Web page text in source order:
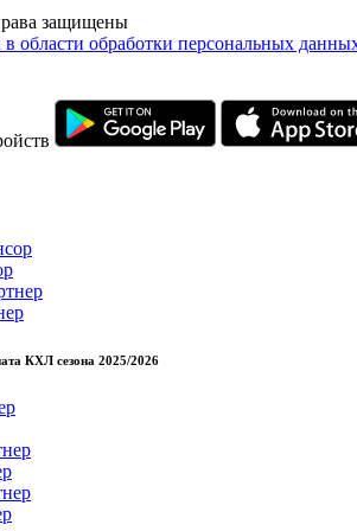
защищены
области обработки персональных
КХЛ сезона 2025/2026